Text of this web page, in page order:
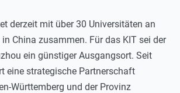
derzeit mit über 30 Universitäten an
China zusammen. Für das KIT sei der
ein günstiger Ausgangsort. Seit
eine strategische Partnerschaft
Württemberg und der Provinz